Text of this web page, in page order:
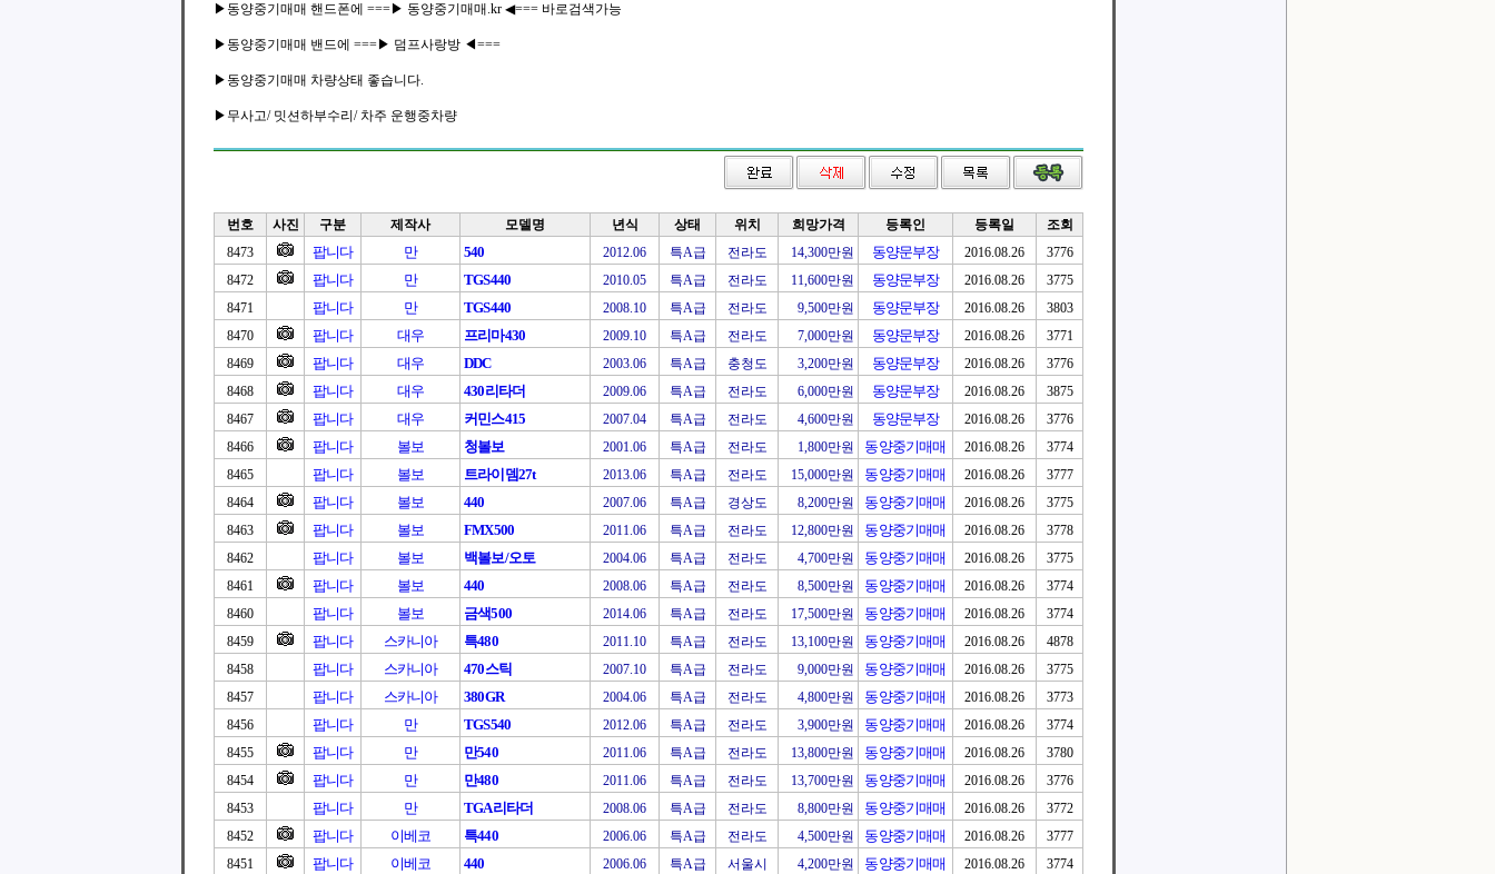
▶동양중기매매 핸드폰에 ===▶ 동양중기매매.kr ◀=== 바로검색가능
▶동양중기매매 밴드에 ===▶ 덤프사랑방 ◀===
▶동양중기매매 차량상태 좋습니다.
▶무사고/ 밋션하부수리/ 차주 운행중차량
번호 사진 구분 제작사 모델명 년식 상태 위치 희망가격 등록인 등록일
조회
8473
팝니다 만 540 2012.06 특A급 전라도 14,300만원 동양문부장 2016.08.26
3776
8472
팝니다 만 TGS440 2010.05 특A급 전라도 11,600만원 동양문부장 2016.08.26
3775
8471
팝니다 만 TGS440 2008.10 특A급 전라도 9,500만원 동양문부장 2016.08.26
3803
8470
팝니다 대우 프리마430 2009.10 특A급 전라도 7,000만원 동양문부장 2016.08.26
3771
8469
팝니다 대우 DDC 2003.06 특A급 충청도 3,200만원 동양문부장 2016.08.26
3776
8468
팝니다 대우 430리타더 2009.06 특A급 전라도 6,000만원 동양문부장 2016.08.26
3875
8467
팝니다 대우 커민스415 2007.04 특A급 전라도 4,600만원 동양문부장 2016.08.26
3776
8466
팝니다 볼보 청볼보 2001.06 특A급 전라도 1,800만원 동양중기매매 2016.08.26
3774
8465
팝니다 볼보 트라이뎀27t 2013.06 특A급 전라도 15,000만원 동양중기매매 2016.08.26
3777
8464
팝니다 볼보 440 2007.06 특A급 경상도 8,200만원 동양중기매매 2016.08.26
3775
8463
팝니다 볼보 FMX500 2011.06 특A급 전라도 12,800만원 동양중기매매 2016.08.26
3778
8462
팝니다 볼보 백볼보/오토 2004.06 특A급 전라도 4,700만원 동양중기매매 2016.08.26
3775
8461
팝니다 볼보 440 2008.06 특A급 전라도 8,500만원 동양중기매매 2016.08.26
3774
8460
팝니다 볼보 금색500 2014.06 특A급 전라도 17,500만원 동양중기매매 2016.08.26
3774
8459
팝니다 스카니아 특480 2011.10 특A급 전라도 13,100만원 동양중기매매 2016.08.26
4878
8458
팝니다 스카니아 470스틱 2007.10 특A급 전라도 9,000만원 동양중기매매 2016.08.26
3775
8457
팝니다 스카니아 380GR 2004.06 특A급 전라도 4,800만원 동양중기매매 2016.08.26
3773
8456
팝니다 만 TGS540 2012.06 특A급 전라도 3,900만원 동양중기매매 2016.08.26
3774
8455
팝니다 만 만540 2011.06 특A급 전라도 13,800만원 동양중기매매 2016.08.26
3780
8454
팝니다 만 만480 2011.06 특A급 전라도 13,700만원 동양중기매매 2016.08.26
3776
8453
팝니다 만 TGA리타더 2008.06 특A급 전라도 8,800만원 동양중기매매 2016.08.26
3772
8452
팝니다 이베코 특440 2006.06 특A급 전라도 4,500만원 동양중기매매 2016.08.26
3777
8451
팝니다 이베코 440 2006.06 특A급 서울시 4,200만원 동양중기매매 2016.08.26 3774